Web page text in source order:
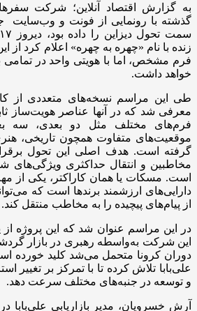
به گزارش اقتصاد آنلاین؛ شرکت
گذشته با رونمایی از فونت و وب‌سایت
زنده با نام «چهره به چهره» اعلام کرد از
فرم مشخص، اما با هویتی واحد در تمامی
خواهد داشت.
طی این مراسم نسخه‌های متعددی از
معرفی شد که در آنها عناصر هویت‌ساز
فرم‌های مختلف مثل دو بعدی، سه
موقعیت‌های متفاوت همچون تاریخی،
گرفته است. هدف اصلی این تحول
مخاطبین و انتقال حداکثری ویژگی‌های
است. مسکات یا همان کاراکتر، یکی از
دارایی‌های ارزشمند برندها است که
از پیام‌های پیچیده را به مخاطب منتقل کند.
در این مراسم عنوان شد که این پروژه
این شرکت به‌واسطه رهبری در بازار
دوران کرونا متحمل می‌شد کلید خورده
علی‌بابا تلاش کرده تا با تمرکز بر تغییر
و توسعه‌ در جنبه‌های مختلف سرعت دهد.
آرش خسرویان، مدیر بازاریابی علی‌بابا